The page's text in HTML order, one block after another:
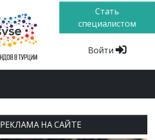
Стать
специалистом
Войти
РЕКЛАМА НА САЙТЕ